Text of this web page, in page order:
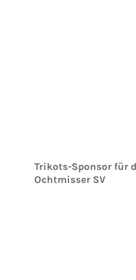
Trikots-Sponsor für
Ochtmisser SV